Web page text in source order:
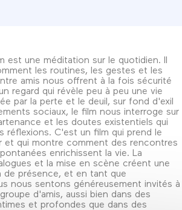
est une méditation sur le quotidien. Il
les routines, les gestes et les
amis nous offrent à la fois sécurité
regard qui révèle peu à peu une vie
par la perte et le deuil, sur fond d'exil
sociaux, le film nous interroge sur
et les doutes existentiels qui
réflexions. C'est un film qui prend le
et qui montre comment des rencontres
enrichissent la vie. La
et la mise en scène créent une
de présence, et en tant que
nous sentons généreusement invités à
d'amis, aussi bien dans des
et profondes que dans des